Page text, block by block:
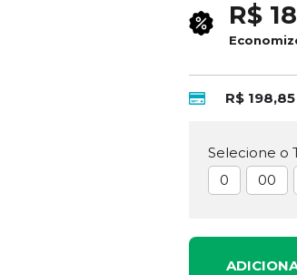
R$
R$ 198,85
Selecione o
0
00